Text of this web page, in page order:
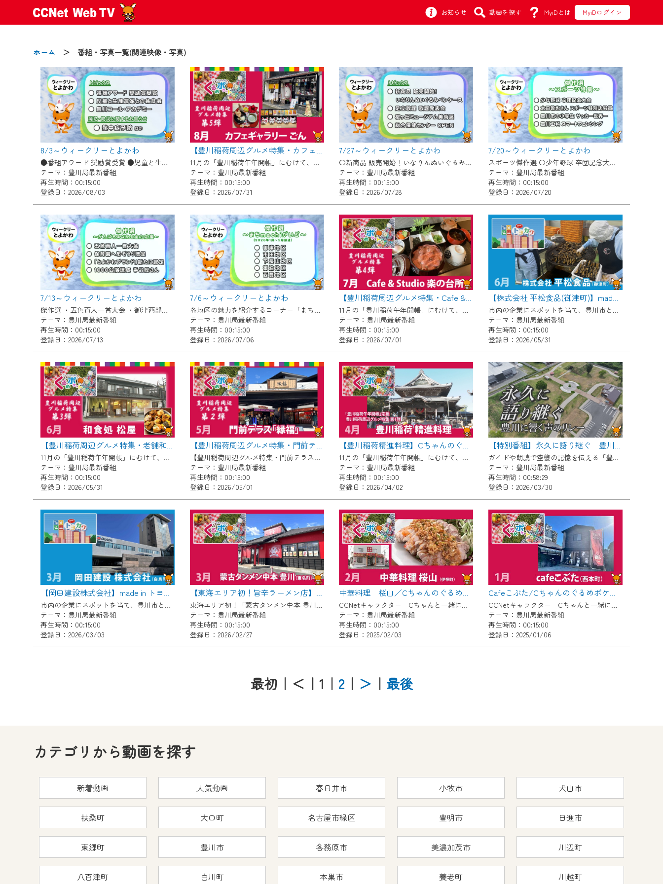
お知らせ 動画を探す MyiDとは MyiDログイン
ホーム ＞ 番組・写真一覧(関連映像・写真)
8/3～ウィークリーとよかわ
●番組アワード 奨励賞受賞 ●児童と生産農家との会食会 ●豊川コール・アカデミー ●消防・防災に関するお知らせ「熱中症予防」ほか
テーマ：豊川局最新番組
再生時間：00:15:00
登録日：2026/08/03
【豊川稲荷周辺グルメ特集・カフェギャラリーごん】Cちゃんのぐるめポケット
11月の「豊川稲荷午年開帳」にむけて、毎月豊川稲荷周辺のグルメを紹介します！ 今回は狐のグッズや縁起物を展示＆販売している古民家カフェ！自慢のお狐ぜんざいやお狐メニューが食べられます♪
テーマ：豊川局最新番組
再生時間：00:15:00
登録日：2026/07/31
7/27～ウィークリーとよかわ
〇新商品 販売開始！いなりんぬいぐるみペンケース 〇足立歌謡 歌謡発表会 〇桜ヶ丘ミュージアム美術展 〇総合保健センター OPEN
テーマ：豊川局最新番組
再生時間：00:15:00
登録日：2026/07/28
7/20～ウィークリーとよかわ
スポーツ傑作選 〇少年野球 卒団記念大会 〇太田敦也さん スポーツ特別功労賞 〇豊川市の小学生 サッカー世界一 〇豊川工科 スマートフェンシング
テーマ：豊川局最新番組
再生時間：00:15:00
登録日：2026/07/20
7/13～ウィークリーとよかわ
傑作選 ・五色百人一首大会 ・御津西部保育園へ布ぞうり贈呈 ・「とよかわブランド」新たに認定 ・1000公演達成 新豊町の手品屋さん
テーマ：豊川局最新番組
再生時間：00:15:00
登録日：2026/07/13
7/6～ウィークリーとよかわ
各地区の魅力を紹介するコーナー「まちmachiがいど」傑作選 〇御津地区 〇市田地区 〇下長山地区 〇御油地区 〇豊地区
テーマ：豊川局最新番組
再生時間：00:15:00
登録日：2026/07/06
【豊川稲荷周辺グルメ特集・Cafe & Studio 楽の台所】Cちゃんのぐるめポケット
11月の「豊川稲荷午年開帳」にむけて、毎月豊川稲荷周辺のグルメを紹介します！ 今回は昨年6月にオープンした管理栄養士がプロデュースするお店「Cafe & Studio 楽の台所」です。
テーマ：豊川局最新番組
再生時間：00:15:00
登録日：2026/07/01
【株式会社 平松食品(御津町)】made in トヨカワ
市内の企業にスポットを当て、豊川市との関わりや自慢の商品などを放送。 【紹介企業】株式会社 平松食品(御津町)
テーマ：豊川局最新番組
再生時間：00:15:00
登録日：2026/05/31
【豊川稲荷周辺グルメ特集・老舗和食屋 松屋】Cちゃんのぐるめポケット
11月の「豊川稲荷午年開帳」にむけて、毎月豊川稲荷周辺のグルメをご紹介します！ 6月は豊川稲荷にある絶品いなり寿司が自慢お店！老舗和食屋 松屋をご紹介します。
テーマ：豊川局最新番組
再生時間：00:15:00
登録日：2026/05/31
【豊川稲荷周辺グルメ特集・門前テラス「縁福」】Cちゃんのぐるめポケット
【豊川稲荷周辺グルメ特集・門前テラス「縁福」】 ５月は話題の新スポット「門前テラス『縁福』」からお届け！スペシャルゲストも登場します☆
テーマ：豊川局最新番組
再生時間：00:15:00
登録日：2026/05/01
【豊川稲荷精進料理】Cちゃんのぐるめポケット
11月の「豊川稲荷午年開帳」にむけて、毎月豊川稲荷周辺のグルメをご紹介します！初回は豊川稲荷の精進料理をピックアップ！
テーマ：豊川局最新番組
再生時間：00:15:00
登録日：2026/04/02
【特別番組】永久に語り継ぐ 豊川に響く声のリレー
ガイドや朗読で空襲の記憶を伝える「豊川海軍工廠語り継ぎボランティア」。戦後80年を迎えた今、大学生と空襲体験者の出会いが新たな朗読原稿を生み出します。 語り継ぎの先輩たちとともに歩む、“声” のリレーの物語です。
テーマ：豊川局最新番組
再生時間：00:58:29
登録日：2026/03/30
【岡田建設株式会社】made in トヨカワ
市内の企業にスポットを当て、豊川市との関わりや自慢の商品などを放送。 今回は「岡田建設株式会社」をご紹介します。
テーマ：豊川局最新番組
再生時間：00:15:00
登録日：2026/03/03
【東海エリア初！旨辛ラーメン店】Cちゃんのぐるめポケット
東海エリア初！「蒙古タンメン中本 豊川」 秘伝味噌で作る味噌タンメン。クセになる旨辛さでファンの多いラーメン店を紹介します。
テーマ：豊川局最新番組
再生時間：00:15:00
登録日：2026/02/27
中華料理 桜山／Cちゃんのぐるめポケット
CCNetキャラクター Cちゃんと一緒に楽しく豊川市内のグルメを紹介します！今回は「中華料理 桜山（伊奈町）」
テーマ：豊川局最新番組
再生時間：00:15:00
登録日：2025/02/03
Cafeこぶた/Cちゃんのぐるめポケット
CCNetキャラクター Cちゃんと一緒に楽しく豊川市内のグルメを紹介します！今回は「Cafeこぶた（西本町）」
テーマ：豊川局最新番組
再生時間：00:15:00
登録日：2025/01/06
最初 ｜＜ ｜1 ｜ 2 ｜ ＞ ｜ 最後
カテゴリから動画を探す
新着動画 人気動画 春日井市 小牧市 犬山市
扶桑町 大口町 名古屋市緑区 豊明市 日進市
東郷町 豊川市 各務原市 美濃加茂市 川辺町
八百津町 白川町 本巣市 養老町 川越町
お知らせ
2024/09/02
動画配信サービス『CCNet Web TV』は2024年9月24日からリニューアルします！
【変更点】
◆デザイン変更により、お住まいの地域の動画コンテンツが一目瞭然。
◆当社アプリやＰＣブラウザから、いつでも・どこでも・外出先でも！
CCNetサービスエリア20市町の地域情報番組をご視聴いただけます！
【ご注意】
2024年9月24日からはご加入者様へのサービス向上のため、
『CCNet Web TV』を利用いただくには、一部コンテンツを除き、
CCNetサービスへの加入と『CCNetマイページ※』へのログインが必要となります。
何卒、ご理解ご了承の程よろしくお願いいたします。
※マイページへのログインには、MyIDが必要となります。
※MyIDとは、CCNet Web TVを含むCCNetの各種サービスをご利用頂くためのIDです。
IDはお客様が使っているメールアドレスで設定できます。
（GmailやYahooなどのフリーメールアドレスでも作成可能です）
※マイページへのログイン・MyIDの新規登録は
※CCNetアプリをご利用中の方は引き続きご視聴いただけます。
＜メンテナンス情報＞
CCNetWebTVのリニューアルにともないメンテナンス作業を予定しています。
日時 9/24 9:30～16:30
作業の間は、CCNetWebTVの画面が「メンテナンス中」になり、ご利用いただけません。
ご不便をおかけいたしますが、ご了承の程よろしくお願いいたします。